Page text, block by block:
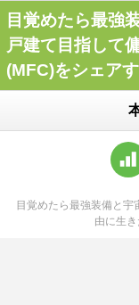
目覚めたら最強
戸建て目指して
(MFC)をシェア
目覚めたら最強装備と宇
由に生